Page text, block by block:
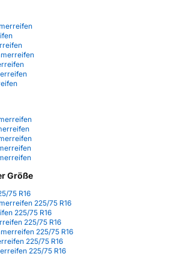
Größe
75 R16
225/75 R16
225/75 R16
225/75 R16
225/75 R16
225/75 R16
225/75 R16